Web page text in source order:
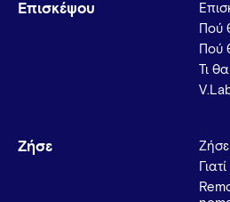
Επισκέψου
Πού
Πού
Τι
Ζήσε